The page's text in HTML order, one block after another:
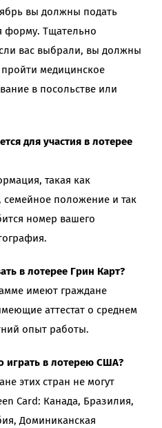
вы должны подать
форму. Тщательно
вас выбрали, вы должны
медицинское
в посольстве или
для участия в лотерее
такая как
положение и так
номер вашего
в лотерее Грин Карт?
имеют граждане
аттестат о среднем
опыт работы.
играть в лотерею США?
этих стран не могут
Card: Канада, Бразилия,
Доминиканская